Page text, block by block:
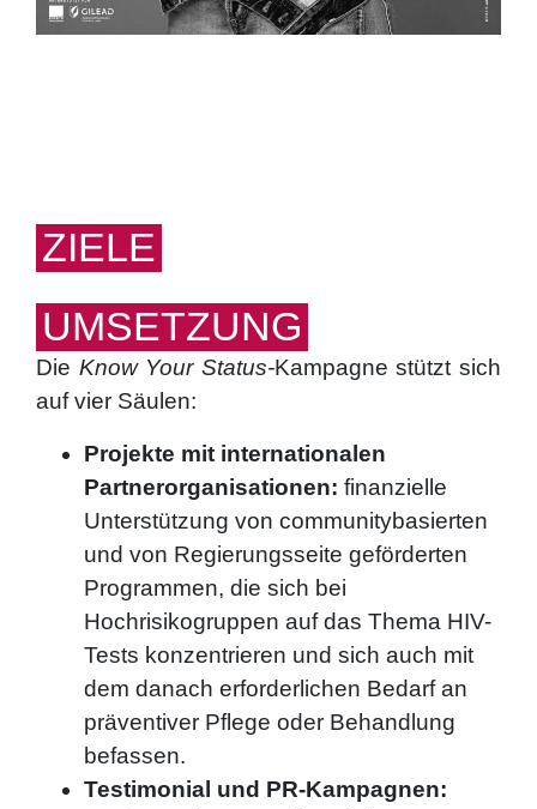
ZIELE
UMSETZUNG
Die Know Your Status-Kampagne stützt sich
auf vier Säulen:
Projekte mit internationalen
Partnerorganisationen: finanzielle
Unterstützung von communitybasierten
und von Regierungsseite geförderten
Programmen, die sich bei
Hochrisikogruppen auf das Thema HIV-
Tests konzentrieren und sich auch mit
dem danach erforderlichen Bedarf an
präventiver Pflege oder Behandlung
befassen.
Testimonial und PR-Kampagnen: